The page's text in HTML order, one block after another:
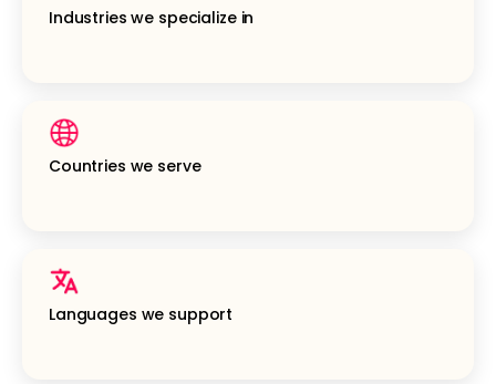
Industries we specialize in
Countries we serve
Languages we support